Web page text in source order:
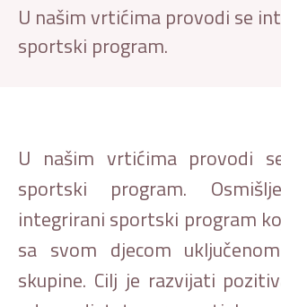
U našim vrtićima provodi se
sportski program.
U našim vrtićima provodi
sportski program.
integrirani sportski program
sa svom djecom
skupine. Cilj je razvijati